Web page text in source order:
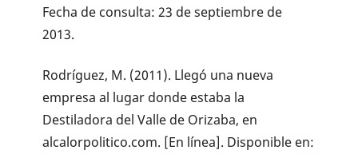
Fecha de consulta: 23 de septiembre de
2013.
Rodríguez, M. (2011). Llegó una nueva
empresa al lugar donde estaba la
Destiladora del Valle de Orizaba, en
alcalorpolitico.com. [En línea]. Disponible en: